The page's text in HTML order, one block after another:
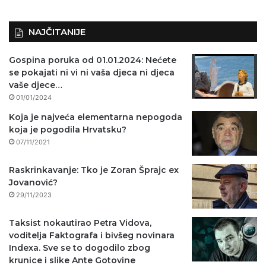
NAJČITANIJE
Gospina poruka od 01.01.2024: Nećete
se pokajati ni vi ni vaša djeca ni djeca
vaše djece…
01/01/2024
Koja je najveća elementarna nepogoda
koja je pogodila Hrvatsku?
07/11/2021
Raskrinkavanje: Tko je Zoran Šprajc ex
Jovanović?
29/11/2023
Taksist nokautirao Petra Vidova,
voditelja Faktografa i bivšeg novinara
Indexa. Sve se to dogodilo zbog
krunice i slike Ante Gotovine